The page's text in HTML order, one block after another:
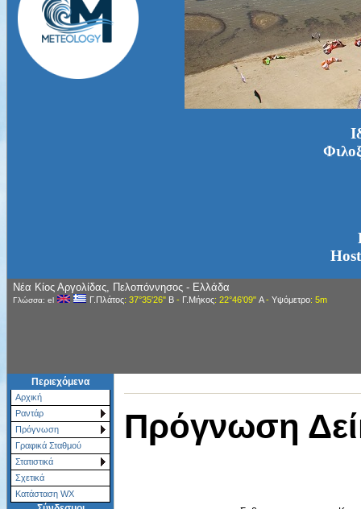
Νέα Κίος Αργολίδας, Πελοπόννησος - Ελλάδα
Γλώσσα: el Γ.Πλάτος: 37°35'26" Β- Γ.Μήκος: 22°46'09" Α- Υψόμετρο: 5m
Περιεχόμενα
Αρχική
Ραντάρ
Πρόγνωση
Γραφικά Σταθμού
Στατιστικά
Σχετικά
Κατάσταση WX
Πρόγνωση